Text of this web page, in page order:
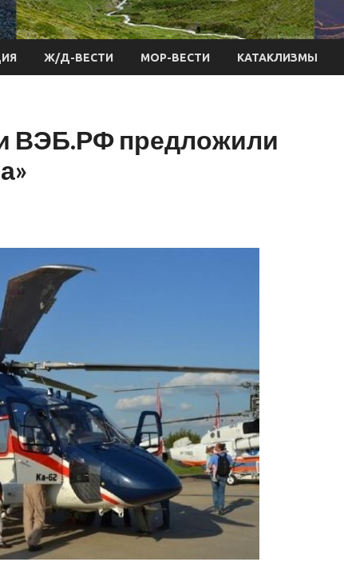
Ж/Д-ВЕСТИ МОР-ВЕСТИ КАТАКЛИЗМЫ
ВЭБ.РФ предложили